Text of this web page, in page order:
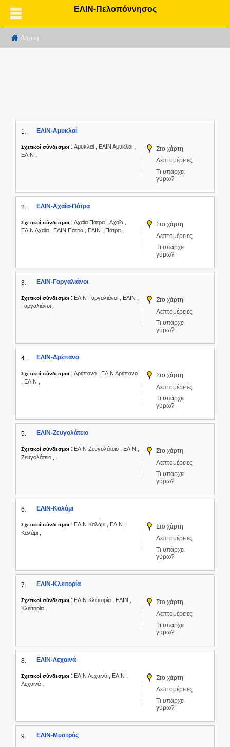
ΕΛΙΝ-Πελοπόννησος
Αρχική
1. ΕΛΙΝ-Αμυκλαί
Σχετικοί σύνδεσμοι : Αμυκλαί , ΕΛΙΝ Αμυκλαί,
ΕΛΙΝ ,
Στο χάρτη
Λεπτομέρειες
Τι υπάρχει
γύρω?
2. ΕΛΙΝ-Αχαΐα-Πάτρα
Σχετικοί σύνδεσμοι : Αχαΐα Πάτρα , Αχαΐα ,
ΕΛΙΝ Αχαΐα , ΕΛΙΝ Πάτρα , ΕΛΙΝ , Πάτρα ,
Στο χάρτη
Λεπτομέρειες
Τι υπάρχει
γύρω?
3. ΕΛΙΝ-Γαργαλιάνοι
Σχετικοί σύνδεσμοι : ΕΛΙΝ Γαργαλιάνοι , ΕΛΙΝ ,
Γαργαλιάνοι ,
Στο χάρτη
Λεπτομέρειες
Τι υπάρχει
γύρω?
4. ΕΛΙΝ-Δρέπανο
Σχετικοί σύνδεσμοι : Δρέπανο , ΕΛΙΝ Δρέπανο
, ΕΛΙΝ ,
Στο χάρτη
Λεπτομέρειες
Τι υπάρχει
γύρω?
5. ΕΛΙΝ-Ζευγολάτειο
Σχετικοί σύνδεσμοι : ΕΛΙΝ Ζευγολάτειο , ΕΛΙΝ ,
Ζευγολάτειο ,
Στο χάρτη
Λεπτομέρειες
Τι υπάρχει
γύρω?
6. ΕΛΙΝ-Καλάμι
Σχετικοί σύνδεσμοι : ΕΛΙΝ Καλάμι , ΕΛΙΝ ,
Καλάμι ,
Στο χάρτη
Λεπτομέρειες
Τι υπάρχει
γύρω?
7. ΕΛΙΝ-Κλειτορία
Σχετικοί σύνδεσμοι : ΕΛΙΝ Κλειτορία , ΕΛΙΝ ,
Κλειτορία ,
Στο χάρτη
Λεπτομέρειες
Τι υπάρχει
γύρω?
8. ΕΛΙΝ-Λεχαινά
Σχετικοί σύνδεσμοι : ΕΛΙΝ Λεχαινά , ΕΛΙΝ ,
Λεχαινά ,
Στο χάρτη
Λεπτομέρειες
Τι υπάρχει
γύρω?
9. ΕΛΙΝ-Μυστράς